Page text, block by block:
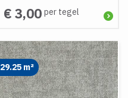
€ 3,00 per tegel
29.25 m²